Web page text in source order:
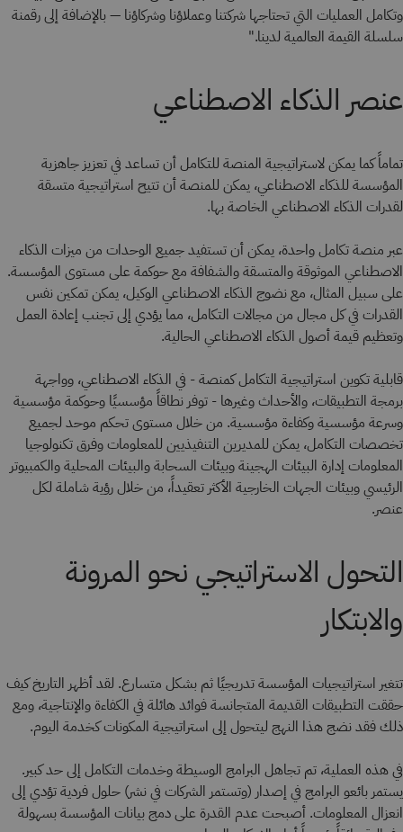
وتكامل العمليات التي تحتاجها شركتنا وعملاؤنا وشركاؤنا — بالإضافة إلى رقمنة
سلسلة القيمة العالمية لدينا."
عنصر الذكاء الاصطناعي
تماماً كما يمكن لاستراتيجية المنصة للتكامل أن تساعد في تعزيز جاهزية
المؤسسة للذكاء الاصطناعي، يمكن للمنصة أن تتيح استراتيجية متسقة
لقدرات الذكاء الاصطناعي الخاصة بها.
عبر منصة تكامل واحدة، يمكن أن تستفيد جميع الوحدات من ميزات الذكاء
الاصطناعي الموثوقة والمتسقة والشفافة مع حوكمة على مستوى المؤسسة.
على سبيل المثال، مع نضوج الذكاء الاصطناعي الوكيل، يمكن تمكين نفس
القدرات في كل مجال من مجالات التكامل، مما يؤدي إلى تجنب إعادة العمل
وتعظيم قيمة أصول الذكاء الاصطناعي الحالية.
قابلية تكوين استراتيجية التكامل كمنصة - في الذكاء الاصطناعي، وواجهة
برمجة التطبيقات، والأحداث وغيرها - توفر نطاقاً مؤسسيًا وحوكمة مؤسسية
وسرعة مؤسسية وكفاءة مؤسسية. من خلال مستوى تحكم موحد لجميع
تخصصات التكامل، يمكن للمديرين التنفيذيين للمعلومات وفرق تكنولوجيا
المعلومات إدارة البيئات الهجينة وبيئات السحابة والبيئات المحلية والكمبيوتر
الرئيسي وبيئات الجهات الخارجية الأكثر تعقيداً، من خلال رؤية شاملة لكل
عنصر.
التحول الاستراتيجي نحو المرونة
والابتكار
تتغير استراتيجيات المؤسسة تدريجيًا ثم بشكل متسارع. لقد أظهر التاريخ كيف
حققت التطبيقات القديمة المتجانسة فوائد هائلة في الكفاءة والإنتاجية، ومع
ذلك فقد نضج هذا النهج ليتحول إلى استراتيجية المكونات كخدمة اليوم.
في هذه العملية، تم تجاهل البرامج الوسيطة وخدمات التكامل إلى حد كبير.
يستمر بائعو البرامج في إصدار (وتستمر الشركات في نشر) حلول فردية تؤدي إلى
انعزال المعلومات. أصبحت عدم القدرة على دمج بيانات المؤسسة بسهولة